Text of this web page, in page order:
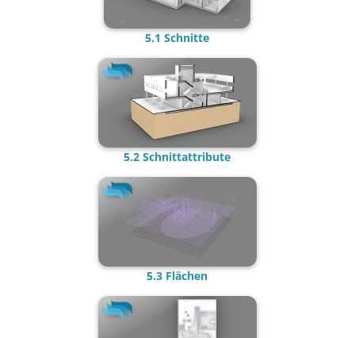
5.1 Schnitte
5.2 Schnittattribute
5.3 Flächen